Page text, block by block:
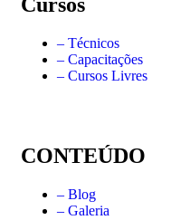
Cursos
– Técnicos
– Capacitações
– Cursos Livres
CONTEÚDO
– Blog
– Galeria